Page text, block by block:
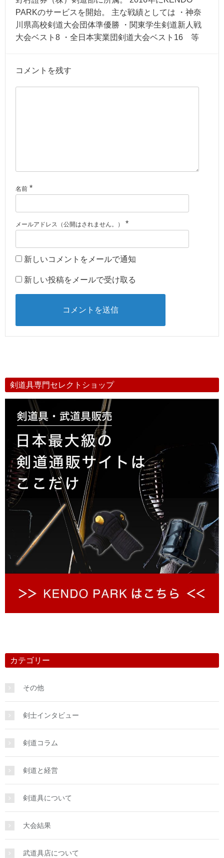
PARKのサービスを開始。 主な戦績としては ・神奈
川県高校剣道大会団体準優勝 ・関東学生剣道新人戦
大会ベスト8 ・全日本実業団剣道大会ベスト16 等
コメントを残す
名前 *
メールアドレス（公開はされません。） *
新しいコメントをメールで通知
新しい投稿をメールで受け取る
剣道具専門セレクトショップ
カテゴリー
その他
剣士インタビュー
剣道コラム
剣道と経営
剣道具について
大会結果
武道具店について